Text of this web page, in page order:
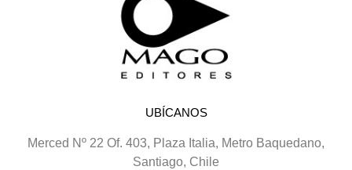
UBÍCANOS
Merced Nº 22 Of. 403, Plaza Italia, Metro Baquedano,
Santiago, Chile